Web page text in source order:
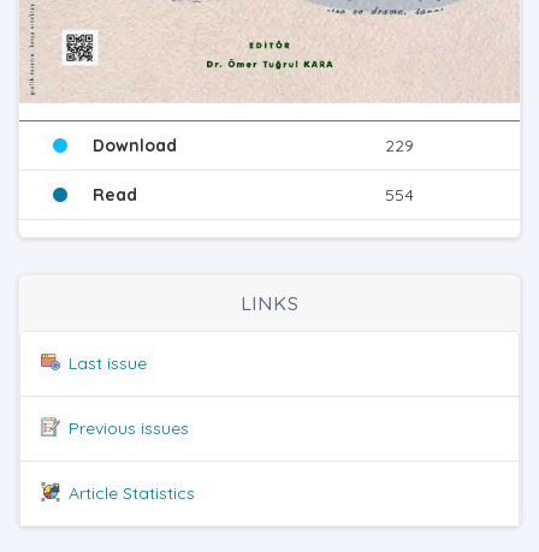
Download 229
Read 554
LINKS
Last issue
Previous issues
Article Statistics